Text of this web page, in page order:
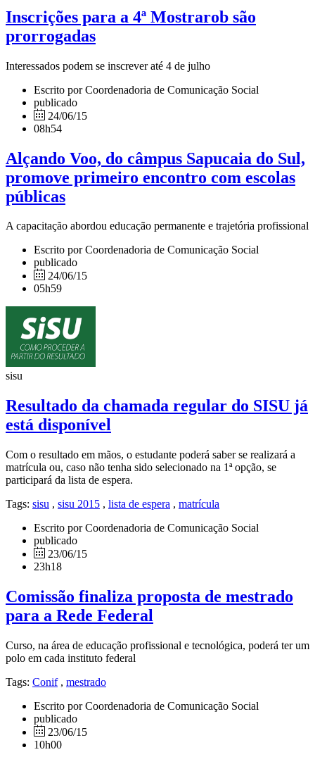
Inscrições para a 4ª Mostrarob são
prorrogadas
Interessados podem se inscrever até 4 de julho
Escrito por Coordenadoria de Comunicação Social
publicado
24/06/15
08h54
Alçando Voo, do câmpus Sapucaia do Sul,
promove primeiro encontro com escolas
públicas
A capacitação abordou educação permanente e trajetória profissional
Escrito por Coordenadoria de Comunicação Social
publicado
24/06/15
05h59
sisu
Resultado da chamada regular do SISU já
está disponível
Com o resultado em mãos, o estudante poderá saber se realizará a
matrícula ou, caso não tenha sido selecionado na 1ª opção, se
participará da lista de espera.
Tags: sisu , sisu 2015 , lista de espera , matrícula
Escrito por Coordenadoria de Comunicação Social
publicado
23/06/15
23h18
Comissão finaliza proposta de mestrado
para a Rede Federal
Curso, na área de educação profissional e tecnológica, poderá ter um
polo em cada instituto federal
Tags: Conif , mestrado
Escrito por Coordenadoria de Comunicação Social
publicado
23/06/15
10h00